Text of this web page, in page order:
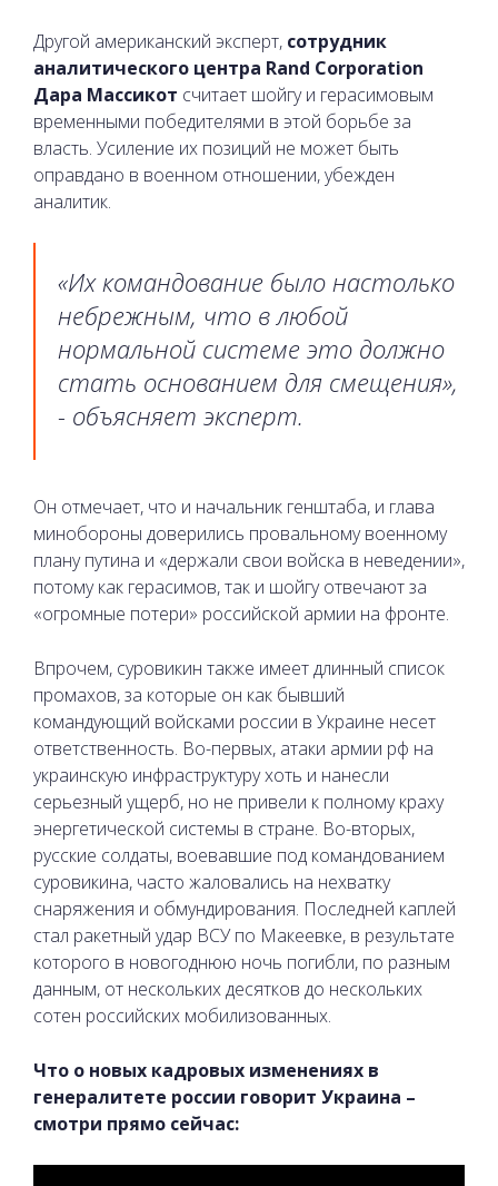
Другой американский эксперт, сотрудник
аналитического центра Rand Corporation
Дара Массикот считает шойгу и герасимовым
временными победителями в этой борьбе за
власть. Усиление их позиций не может быть
оправдано в военном отношении, убежден
аналитик.
«Их командование было настолько
небрежным, что в любой
нормальной системе это должно
стать основанием для смещения»,
- объясняет эксперт.
Он отмечает, что и начальник генштаба, и глава
минобороны доверились провальному военному
плану путина и «держали свои войска в неведении»,
потому как герасимов, так и шойгу отвечают за
«огромные потери» российской армии на фронте.
Впрочем, суровикин также имеет длинный список
промахов, за которые он как бывший
командующий войсками россии в Украине несет
ответственность. Во-первых, атаки армии рф на
украинскую инфраструктуру хоть и нанесли
серьезный ущерб, но не привели к полному краху
энергетической системы в стране. Во-вторых,
русские солдаты, воевавшие под командованием
суровикина, часто жаловались на нехватку
снаряжения и обмундирования. Последней каплей
стал ракетный удар ВСУ по Макеевке, в результате
которого в новогоднюю ночь погибли, по разным
данным, от нескольких десятков до нескольких
сотен российских мобилизованных.
Что о новых кадровых изменениях в
генералитете россии говорит Украина –
смотри прямо сейчас: